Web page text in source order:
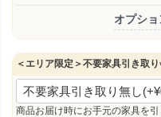
オプシ
＜エリア限定＞不要家具引き取り
商品お届け時にお手元の家具を